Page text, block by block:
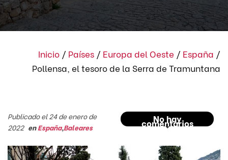
Inicio / Países / Europa del Oeste / España /
Pollensa, el tesoro de la Serra de Tramuntana
No hay
comentarios
Publicado el 24 de enero de
2022 enEspaña,Baleares